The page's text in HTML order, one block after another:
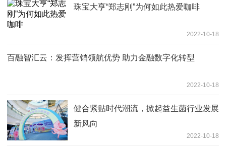
珠宝大亨“郑志刚”为何如此热爱咖啡
2022-10-18
百融智汇云：发挥营销领航优势 助力金融数字化转型
2022-10-18
健合紧贴时代潮流，掀起益生菌行业发展
新风向
2022-10-18